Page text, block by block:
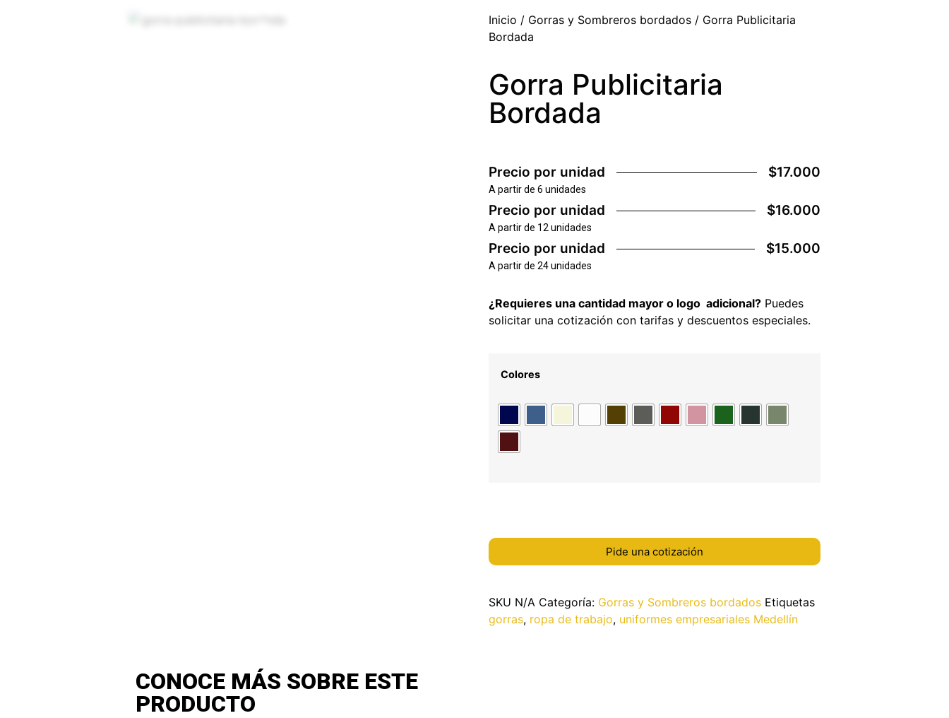
Inicio / Gorras y Sombreros bordados / Gorra Publicitaria
Bordada
Gorra Publicitaria
Bordada
Precio por unidad $17.000
A partir de 6 unidades
Precio por unidad $16.000
A partir de 12 unidades
Precio por unidad $15.000
A partir de 24 unidades
¿Requieres una cantidad mayor o logo adicional? Puedes
solicitar una cotización con tarifas y descuentos especiales.
Colores
Pide una cotización
SKU N/A Categoría: Gorras y Sombreros bordados Etiquetas
gorras, ropa de trabajo, uniformes empresariales Medellín
CONOCE MÁS SOBRE ESTE
PRODUCTO